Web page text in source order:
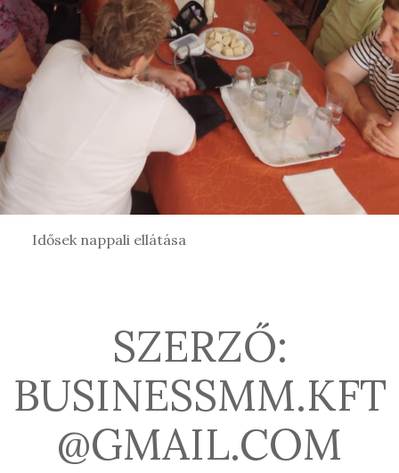
Idősek nappali ellátása
SZERZŐ:
BUSINESSMM.KFT
@GMAIL.COM